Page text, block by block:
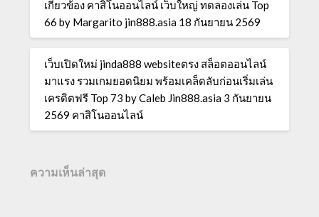
เกี่ยวข้อง คาสิโนออนไลน์ เว็บใหญ่ ทดลองเล่น Top
66 by Margarito jin888.asia 18 กันยายน 2569
เว็บเปิดใหม่ jinda888 websiteตรง สล็อตออนไลน์
มาแรง รวมเกมยอดนิยม พร้อมเคล็ดลับก่อนเริ่มเล่น
เครดิตฟรี Top 73 by Caleb Jin888.asia 3 กันยายน
2569 คาสิโนออนไลน์
ความเห็นล่าสุด